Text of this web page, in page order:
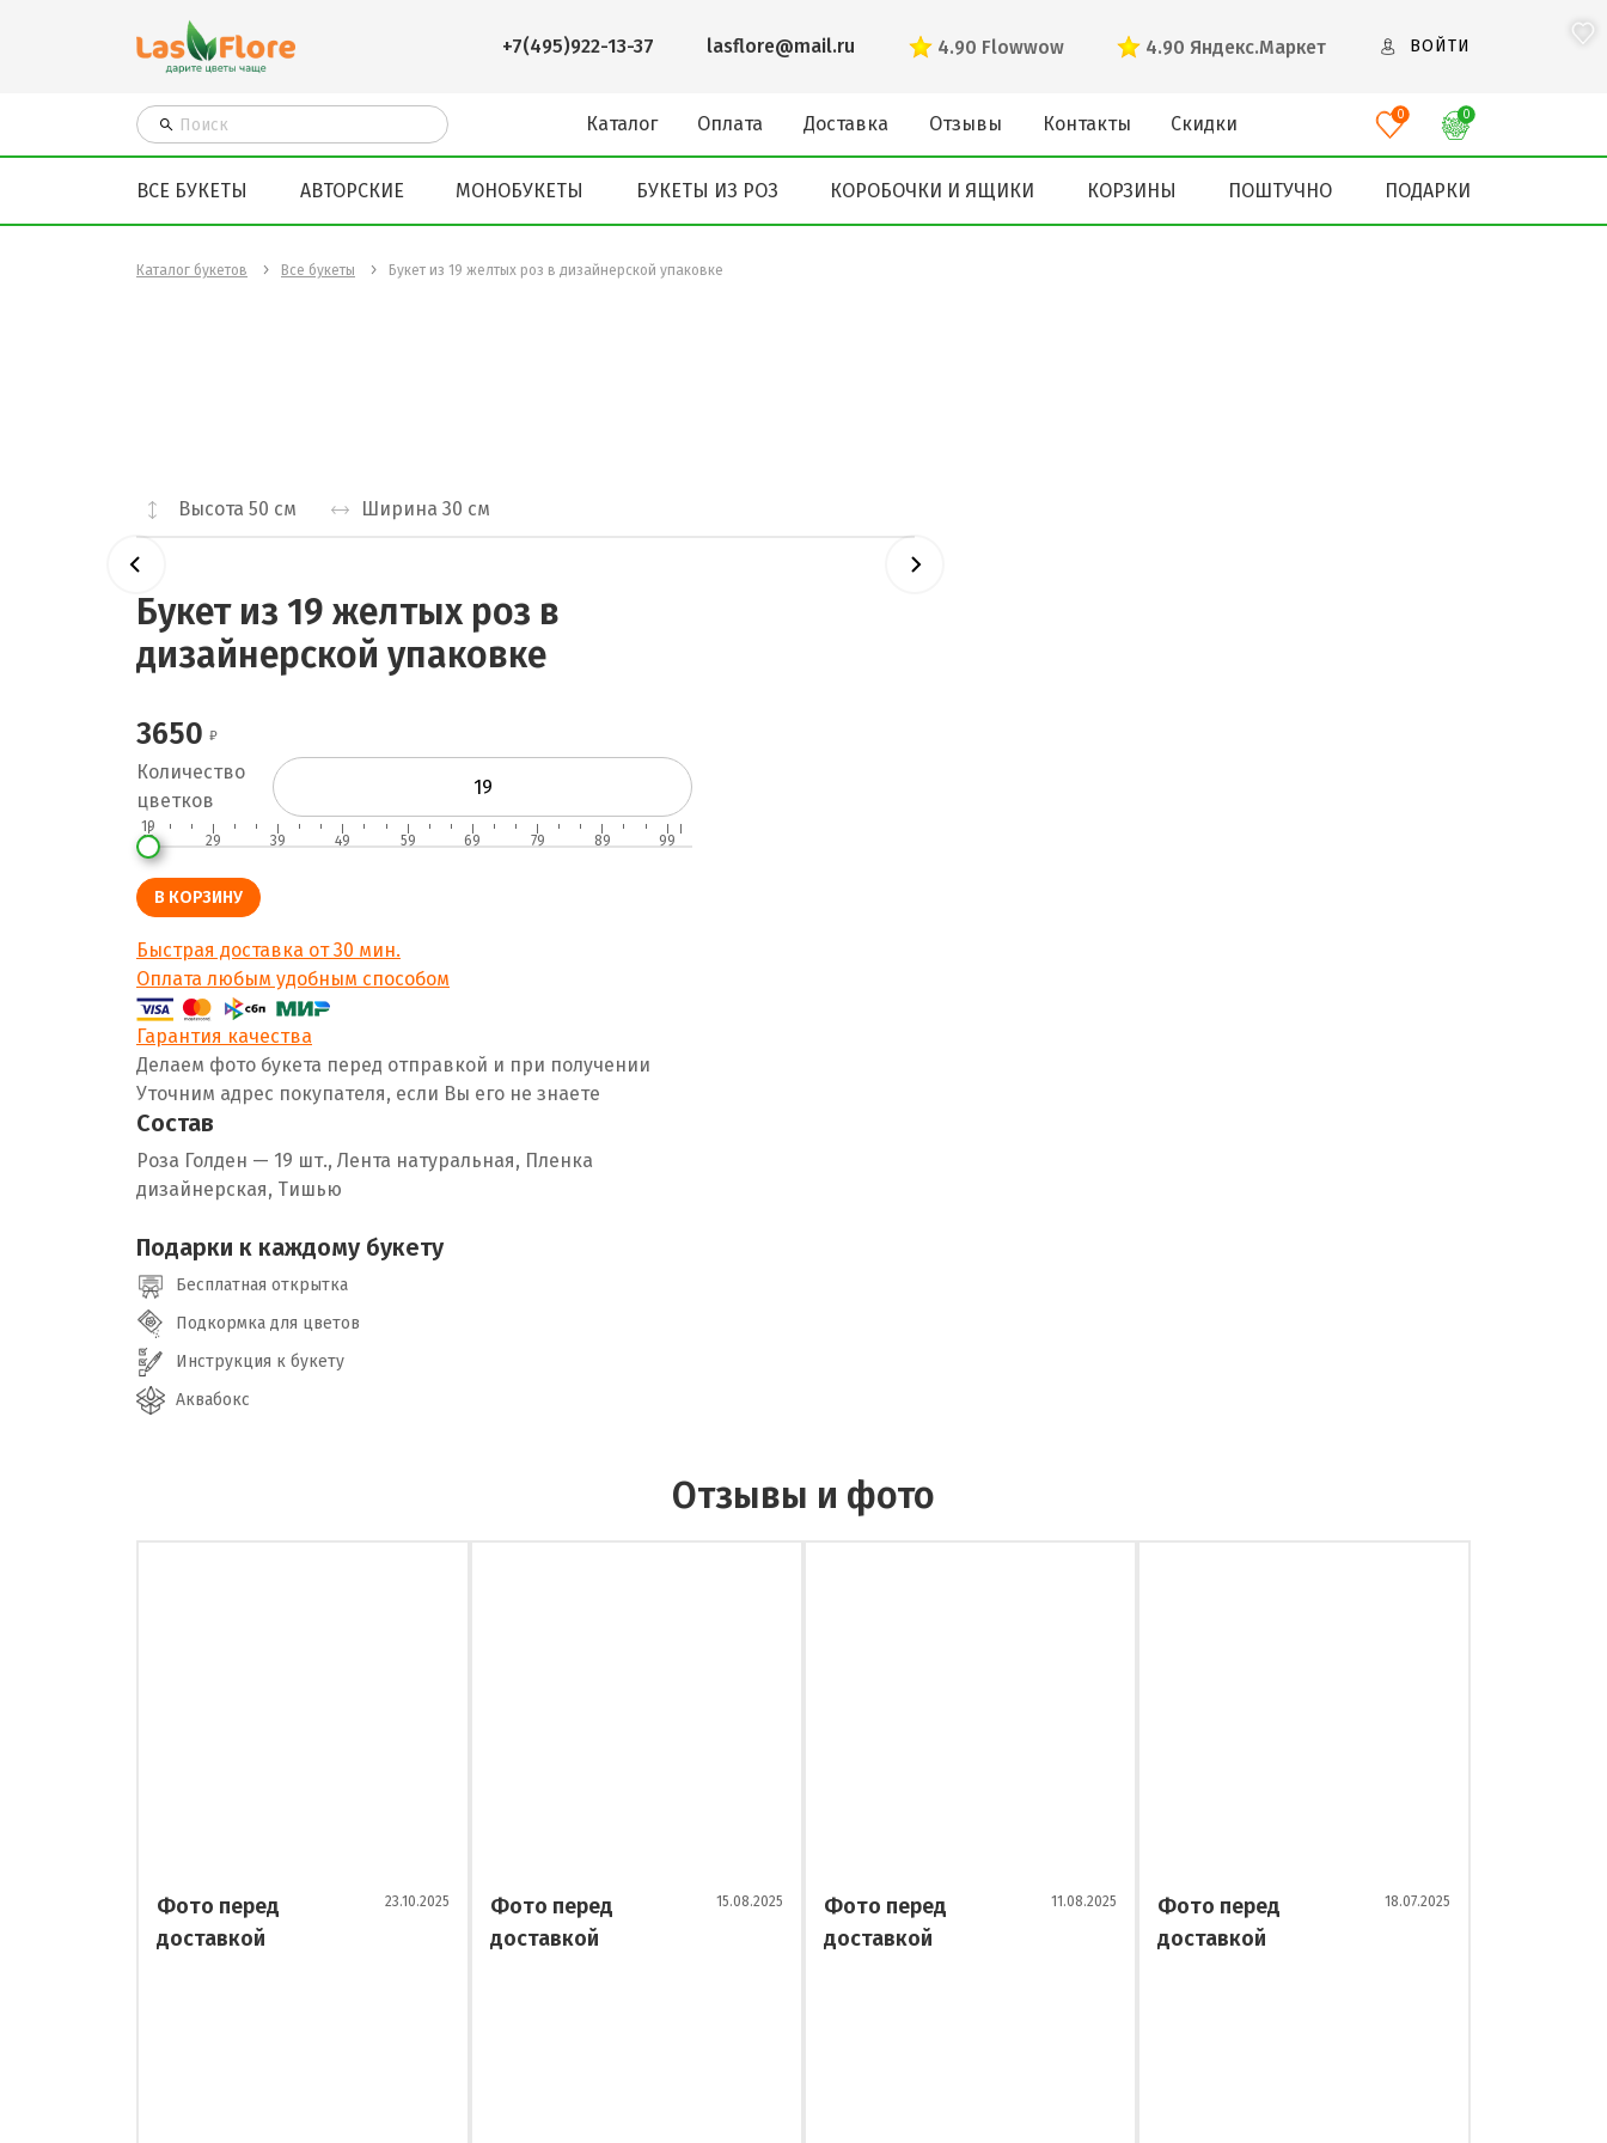
+7(495)922-13-37 lasflore@mail.ru 4.90 Flowwow 4.90 Яндекс.Маркет ВОЙТИ
Каталог Оплата Доставка Отзывы Контакты Скидки 0 0
ВСЕ БУКЕТЫ АВТОРСКИЕ МОНОБУКЕТЫ БУКЕТЫ ИЗ РОЗ КОРОБОЧКИ И ЯЩИКИ КОРЗИНЫ ПОШТУЧНО ПОДАРКИ
Каталог букетов Все букеты Букет из 19 желтых роз в дизайнерской упаковке
Высота 50 см Ширина 30 см
Букет из 19 желтых роз в
дизайнерской упаковке
3650
Количество
цветков
19
19
29 39 49 59 69 79 89 99
В КОРЗИНУ
Быстрая доставка от 30 мин.
Оплата любым удобным способом
Гарантия качества
Делаем фото букета перед отправкой и при получении
Уточним адрес покупателя, если Вы его не знаете
Состав
Роза Голден — 19 шт., Лента натуральная, Пленка
дизайнерская, Тишью
Подарки к каждому букету
Бесплатная открытка
Подкормка для цветов
Инструкция к букету
Аквабокс
Отзывы и фото
Фото перед
доставкой
23.10.2025
Фото перед
доставкой
15.08.2025
Фото перед
доставкой
11.08.2025
Фото перед
доставкой
18.07.2025